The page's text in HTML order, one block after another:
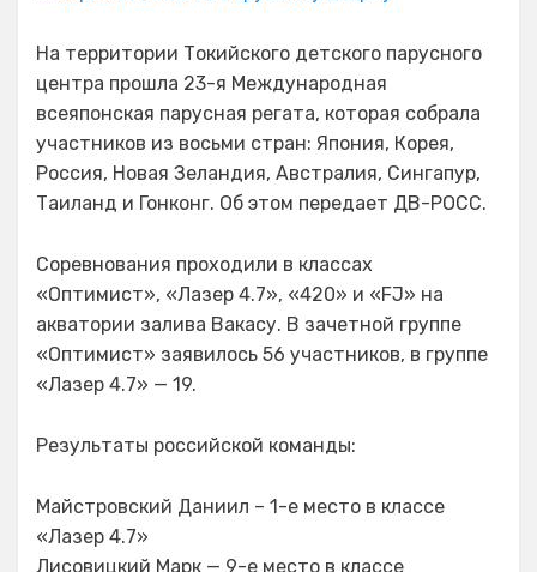
На территории Токийского детского парусного
центра прошла 23-я Международная
всеяпонская парусная регата, которая собрала
участников из восьми стран: Япония, Корея,
Россия, Новая Зеландия, Австралия, Сингапур,
Таиланд и Гонконг. Об этом передает ДВ-РОСС.
Соревнования проходили в классах
«Оптимист», «Лазер 4.7», «420» и «FJ» на
акватории залива Вакасу. В зачетной группе
«Оптимист» заявилось 56 участников, в группе
«Лазер 4.7» — 19.
Результаты российской команды:
Майстровский Даниил – 1-е место в классе
«Лазер 4.7»
Лисовицкий Марк — 9-е место в классе